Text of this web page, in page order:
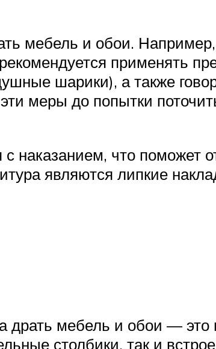
мебель и обои.
применять
шарики), а также
меры до попытки
наказанием, что поможет
являются липкие
драть мебель и обои — это
столбики, так и